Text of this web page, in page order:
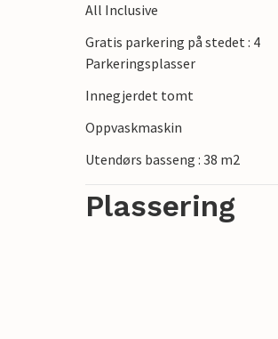
svømmeturer. Oppdag
historiske steder som
En uforglemmelig ferie
All Inclusive
Gratis parkering på stedet : 4
Parkeringsplasser
Innegjerdet tomt
Oppvaskmaskin
Utendørs basseng : 38 m2
Plassering